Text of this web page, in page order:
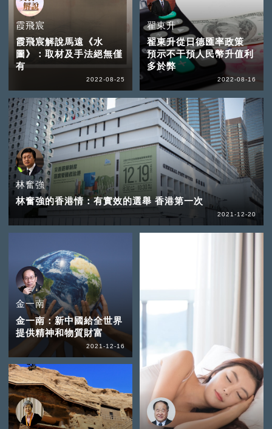
霞飛宸
霞飛宸解說馬遠《水
圖》：取材及手法絕無僅
有
2022-08-25
翟東升
翟東升從日德匯率政策
預示不干預人民幣升值利
多於弊
2022-08-16
林奮強
林奮強的香港情：有實效的選舉 香港第一次
2021-12-20
金一南
金一南：新中國給全世界
提供精神和物質財富
2021-12-16